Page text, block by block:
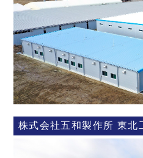
株式会社五和製作所 東北